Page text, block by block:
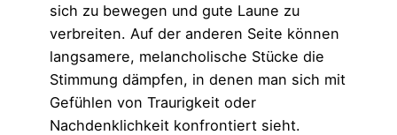
sich zu bewegen und gute Laune zu
verbreiten. Auf der anderen Seite können
langsamere, melancholische Stücke die
Stimmung dämpfen, in denen man sich mit
Gefühlen von Traurigkeit oder
Nachdenklichkeit konfrontiert sieht.